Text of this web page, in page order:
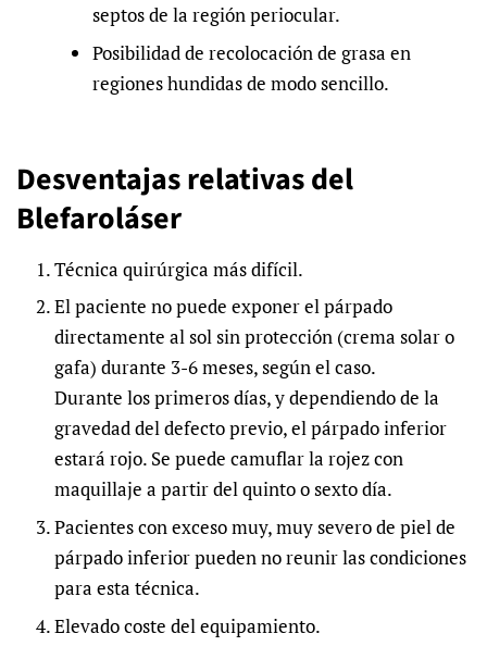
septos de la región periocular.
Posibilidad de recolocación de grasa en
regiones hundidas de modo sencillo.
Desventajas relativas del
Blefaroláser
Técnica quirúrgica más difícil.
El paciente no puede exponer el párpado
directamente al sol sin protección (crema solar o
gafa) durante 3-6 meses, según el caso.
Durante los primeros días, y dependiendo de la
gravedad del defecto previo, el párpado inferior
estará rojo. Se puede camuflar la rojez con
maquillaje a partir del quinto o sexto día.
Pacientes con exceso muy, muy severo de piel de
párpado inferior pueden no reunir las condiciones
para esta técnica.
Elevado coste del equipamiento.